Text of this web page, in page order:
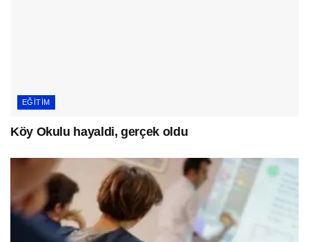
EĞITIM
Köy Okulu hayaldi, gerçek oldu